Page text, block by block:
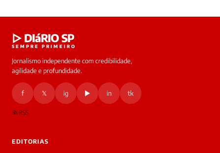
online
▷ DIáRIO SP
SEMPRE PRIMEIRO
Jornalismo independente com credibilidade,
agilidade e profundidade.
f 𝕏 ig ▶ in tk
RSS
EDITORIAS